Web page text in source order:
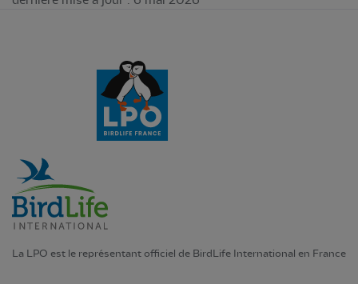
La LPO est le représentant officiel de BirdLife International en France